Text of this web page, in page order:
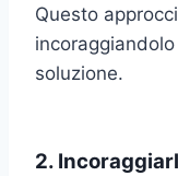
Questo
soluzione.
2.